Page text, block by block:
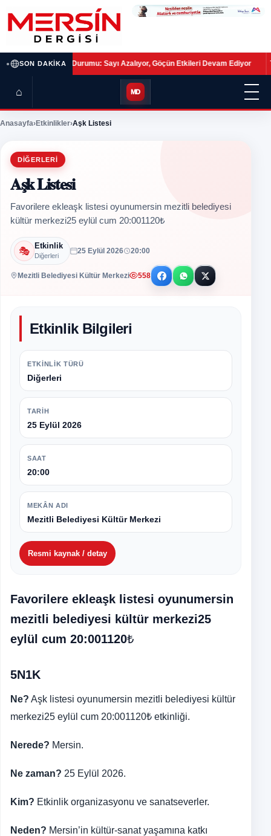
SON DAKIKA
Son Durumu: Sayı Azalıyor, Göçün Etkileri Devam Ediyor •Terörsüz
⌂ MD
Anasayfa›Etkinlikler›Aşk Listesi
DIĞERLERI
Aşk Listesi
Favorilere ekleaşk listesi oyunumersin mezitli belediyesi
kültür merkezi25 eylül cum 20:001120₺
🎭 Etkinlik
Diğerleri
25 Eylül 2026 20:00
Mezitli Belediyesi Kültür Merkezi 558
Etkinlik Bilgileri
ETKINLIK TÜRÜ
Diğerleri
TARIH
25 Eylül 2026
SAAT
20:00
MEKÂN ADI
Mezitli Belediyesi Kültür Merkezi
Resmi kaynak / detay
Favorilere ekleaşk listesi oyunumersin
mezitli belediyesi kültür merkezi25
eylül cum 20:001120₺
5N1K
Ne? Aşk listesi oyunumersin mezitli belediyesi kültür
merkezi25 eylül cum 20:001120₺ etkinliği.
Nerede? Mersin.
Ne zaman? 25 Eylül 2026.
Kim? Etkinlik organizasyonu ve sanatseverler.
Neden? Mersin’in kültür-sanat yaşamına katkı